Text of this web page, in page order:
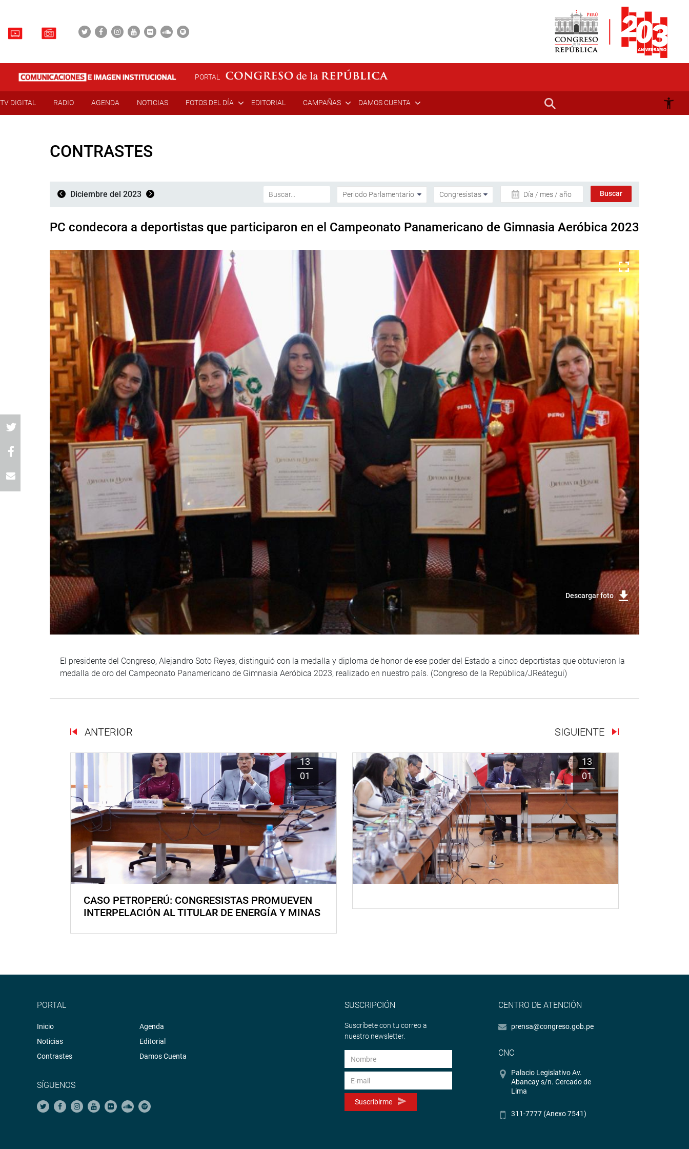
PORTAL
TV DIGITAL RADIO AGENDA NOTICIAS FOTOS DEL DÍA EDITORIAL CAMPAÑAS DAMOS CUENTA
CONTRASTES
Diciembre del 2023 Día / mes / año
PC condecora a deportistas que participaron en el Campeonato Panamericano de Gimnasia Aeróbica 2023
Descargar foto
El presidente del Congreso, Alejandro Soto Reyes, distinguió con la medalla y diploma de honor de ese poder del Estado a cinco deportistas que obtuvieron la
medalla de oro del Campeonato Panamericano de Gimnasia Aeróbica 2023, realizado en nuestro país. (Congreso de la República/JReátegui)
ANTERIOR SIGUIENTE
13
01
CASO PETROPERÚ: CONGRESISTAS PROMUEVEN
INTERPELACIÓN AL TITULAR DE ENERGÍA Y MINAS
13
01
PORTAL
Inicio
Noticias
Contrastes
Agenda
Editorial
Damos Cuenta
SÍGUENOS
SUSCRIPCIÓN
Suscríbete con tu correo a
nuestro newsletter.
Suscribirme
CENTRO DE ATENCIÓN
prensa@congreso.gob.pe
CNC
Palacio Legislativo Av.
Abancay s/n. Cercado de
Lima
311-7777 (Anexo 7541)